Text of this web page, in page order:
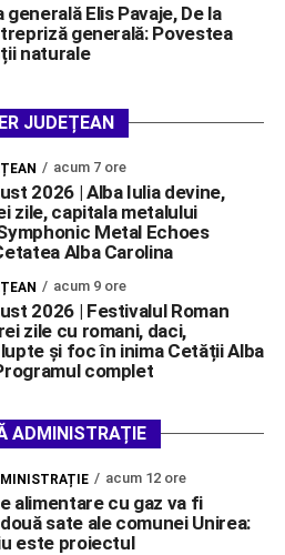
Elis Pavaje, De la
generală: Povestea
naturale
JUDEȚEAN
acum 7 ore
2026 | Alba Iulia devine,
zile, capitala metalului
Metal Echoes
Alba Carolina
acum 9 ore
2026 | Festivalul Roman
zile cu romani, daci,
și foc în inima Cetății Alba
complet
ADMINISTRAȚIE
acum 12 ore
alimentare cu gaz va fi
sate ale comunei Unirea:
este proiectul